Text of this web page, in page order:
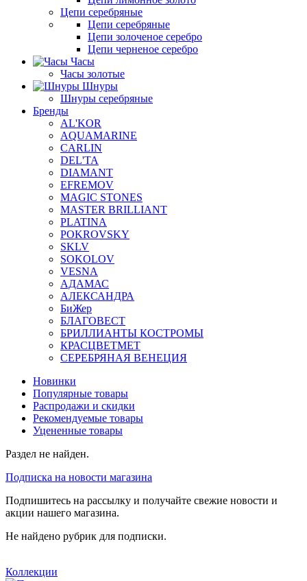
Цепи серебряные
Цепи серебряные
Цепи золоченое серебро
Цепи черненое серебро
Часы
Часы золотые
Шнуры
Шнуры серебряные
Бренды
AL'KOR
AQUAMARINE
CARLIN
DEL'TA
DIAMANT
EFREMOV
MAGIC STONES
MASTER BRILLIANT
PLATINA
POKROVSKY
SKLV
SOKOLOV
VESNA
АДАМАС
АЛЕКСАНДРА
БиЖер
БЛАГОВЕСТ
БРИЛЛИАНТЫ КОСТРОМЫ
КРАСЦВЕТМЕТ
СЕРЕБРЯНАЯ ВЕНЕЦИЯ
Новинки
Популярные товары
Распродажи и скидки
Рекомендуемые товары
Уцененные товары
Раздел не найден.
Подписка на новости магазина
Подпишитесь на рассылку и получайте свежие новости и
акции нашего магазина.
Не найдено рубрик для подписки.
Коллекции